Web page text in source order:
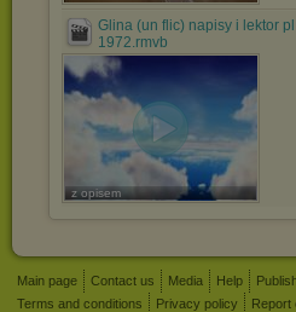
Glina (un flic) napisy i lektor pl
1972.rmvb
z opisem
Main page Contact us Media Help
Terms and conditions
Privacy policy Report